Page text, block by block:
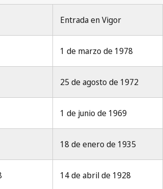
Entrada en Vigor
1 de marzo de 1978
25 de agosto de 1972
1 de junio de 1969
18 de enero de 1935
14 de abril de 1928